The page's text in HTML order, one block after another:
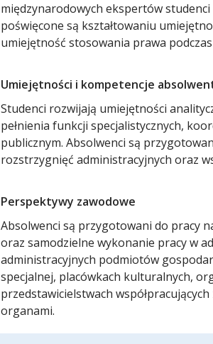
międzynarodowych ekspertów
poświęcone są kształtowaniu
umiejętność stosowania prawa
Umiejętności i kompetencje
Studenci rozwijają umiejętności
pełnienia funkcji specjalistycznych,
publicznym. Absolwenci są
rozstrzygnięć administracyjnych oraz
Perspektywy zawodowe
Absolwenci są przygotowani do pracy
oraz samodzielne wykonanie pracy w
administracyjnych podmiotów
specjalnej, placówkach kulturalnych,
przedstawicielstwach
organami.